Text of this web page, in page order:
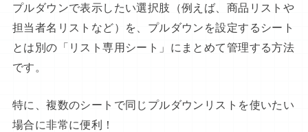
プルダウンで表示したい選択肢（例えば、商品リストや
担当者名リストなど）を、プルダウンを設定するシート
とは別の「リスト専用シート」にまとめて管理する方法
です。
特に、複数のシートで同じプルダウンリストを使いたい
場合に非常に便利！